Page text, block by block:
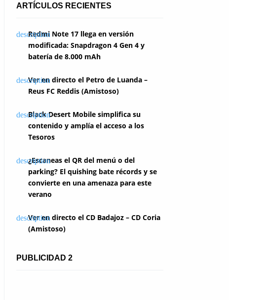
ARTÍCULOS RECIENTES
Redmi Note 17 llega en versión
modificada: Snapdragon 4 Gen 4 y
batería de 8.000 mAh
Ver en directo el Petro de Luanda –
Reus FC Reddis (Amistoso)
Black Desert Mobile simplifica su
contenido y amplía el acceso a los
Tesoros
¿Escaneas el QR del menú o del
parking? El quishing bate récords y se
convierte en una amenaza para este
verano
Ver en directo el CD Badajoz – CD Coria
(Amistoso)
PUBLICIDAD 2